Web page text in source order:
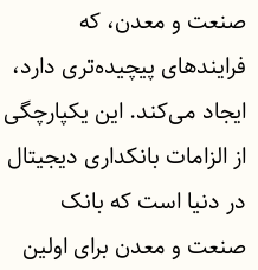
صنعت و معدن، که
فرایندهای پیچیده‌تری دارد،
ایجاد می‌کند. این یکپارچگی
از الزامات بانکداری دیجیتال
در دنیا است که بانک
صنعت و معدن برای اولین